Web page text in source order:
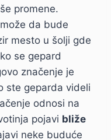
promene.
da bude
mesto u šolji gde
se gepard
značenje je
ste geparda videli
odnosi na
pojavi bliže
neke buduće